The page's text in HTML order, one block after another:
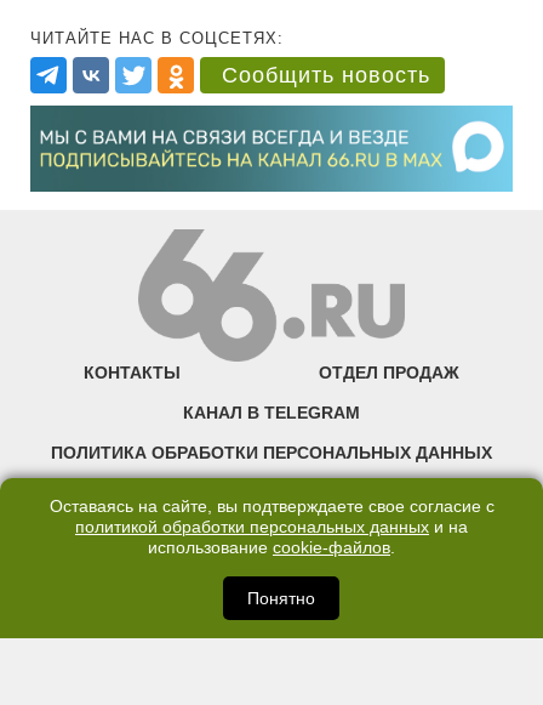
ЧИТАЙТЕ НАС В СОЦСЕТЯХ:
Сообщить новость
КОНТАКТЫ ОТДЕЛ ПРОДАЖ
КАНАЛ В TELEGRAM
ПОЛИТИКА ОБРАБОТКИ ПЕРСОНАЛЬНЫХ ДАННЫХ
©2007—2025 66.RU. Воспроизведение, сообщение, доведение до всеобщего
правообладателя запрещено. Сетевое издание «Современный портал
Екатеринбурга — «66.ru» (18+) зарегистрировано Федеральной службой по
надзору в сфере связи, информационных технологий и массовых коммуникаций
(Роскомнадзор). Регистрационный номер ЭЛ № ФС 77 - 76634 от 02.09.2019
Оставаясь на сайте, вы подтверждаете свое согласие с
политикой обработки персональных данных и на
использование cookie-файлов.
Понятно